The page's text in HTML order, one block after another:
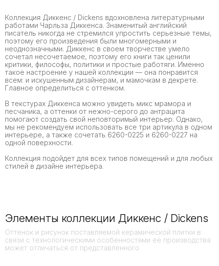
Коллекция Диккенс / Dickens вдохновлена литературными
работами Чарльза Диккенса. Знаменитый английский
писатель никогда не стремился упростить серьезные темы,
поэтому его произведения были многомерными и
неоднозначными. Диккенс в своем творчестве умело
сочетал несочетаемое, поэтому его книги так ценили
критики, философы, политики и простые работяги. Именно
такое настроение у нашей коллекции — она понравится
всем: и искушенным дизайнерам, и мамочкам в декрете.
Главное определиться с оттенком.
В текстурах Диккенса можно увидеть микс мрамора и
песчаника, а оттенки от нежно-серого до антрацита
помогают создать свой неповторимый интерьер. Однако,
мы не рекомендуем использовать все три артикула в одном
интерьере, а также сочетать 6260-0225 и 6260-0227 на
одной поверхности.
Коллекция подойдет для всех типов помещений и для любых
стилей в дизайне интерьера.
Элементы коллекции Диккенс / Dickens
Оттенок и рисунок поставляемой керамической плитки в
связи с технологическими особенностями её производства
может отличаться от представленного